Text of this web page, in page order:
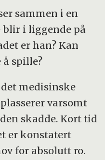
hjernen.
som et
nevroner i hjernen.
blitt betegnet
som er veldig
løsninger.
jobbet klinisk med
for å gjøre
består av åtte
Wales, England
fikk et prosjekt med
samarbeidet i
sammen i en
blir i liggende på
er han? Kan
spille?
medisinske
varsomt
skadde. Kort tid
er konstatert
for absolutt ro.